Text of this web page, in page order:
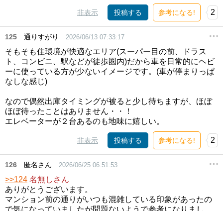
非表示 投稿する 参考になる! 2
125 通りすがり 2026/06/13 07:33:17
そもそも住環境が快適なエリア(スーパー目の前、ドラス
ト、コンビニ、駅などが徒歩圏内)だから車を日常的にヘビ
ーに使っている方が少ないイメージです。(車が停まりっぱ
なしな感じ)
なので偶然出庫タイミングが被ると少し待ちますが、ほぼ
ほぼ待ったことはありません・・！
エレベーターが２台あるのも地味に嬉しい。
非表示 投稿する 参考になる! 2
126 匿名さん 2026/06/25 06:51:53
>>124 名無しさん
ありがとうございます。
マンション前の通りがいつも混雑している印象があったの
で気になっていましたが問題ないようで参考になりまし